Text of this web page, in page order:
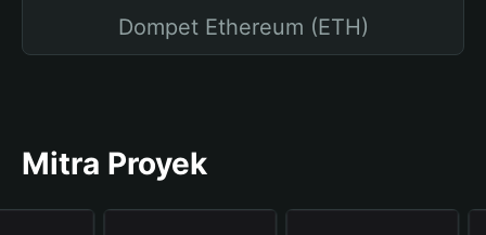
Dompet Ethereum (ETH)
Mitra Proyek